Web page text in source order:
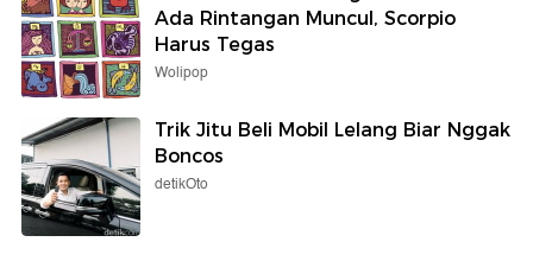
Ada Rintangan Muncul, Scorpio
Harus Tegas
Wolipop
Trik Jitu Beli Mobil Lelang Biar Nggak
Boncos
detikOto